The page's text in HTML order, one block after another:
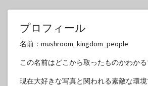
プロフィール
名前：mushroom_kingdom_people
この名前はどこから取ったものかわか
現在大好きな写真と関われる素敵な環